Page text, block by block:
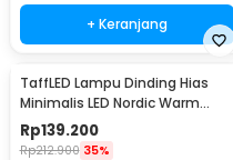
+ Keranjang
TaffLED Lampu Dinding Hias
Minimalis LED Nordic Warm
White E27 12W - G9
Rp139.200
Rp212.900 35%